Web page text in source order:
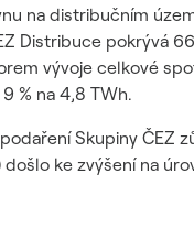
na distribučním
Distribuce pokrývá
vývoje celkové
% na 4,8 TWh.
Skupiny ČEZ
ke zvýšení na